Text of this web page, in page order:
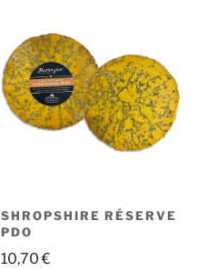
SHROPSHIRE RÉSERVE
PDO
10,70€